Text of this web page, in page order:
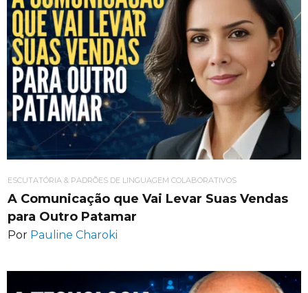
ESCUTATÓRIA & PADRÕES DE LINGUAGEM COLABORATIVOS
A Comunicação que Vai Levar Suas Vendas
para Outro Patamar
Por Pauline Charoki